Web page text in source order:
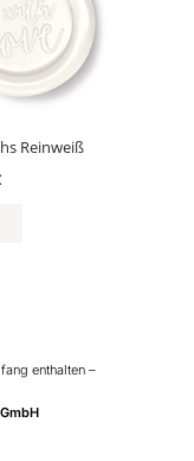
Reinweiß
enthalten –